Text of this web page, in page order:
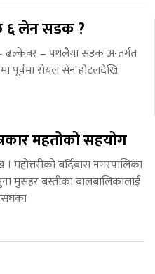
६ लेन सडक ?
ढल्केबर – पथलैया सडक अन्तर्गत
पूर्वमा रोयल सेन होटलदेखि
महतोेको सहयोग
महोत्तरीको बर्दिबास नगरपालिका
मुसहर बस्तीका बालबालिकालाई